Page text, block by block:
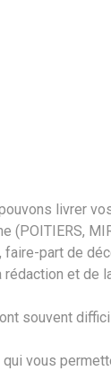
livrer
(POITIERS,
part de
et de
souvent
vous